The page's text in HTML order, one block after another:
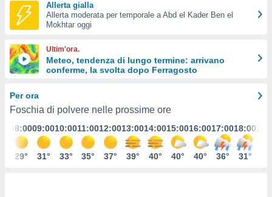
Web
le
ACCETTA
Allerta gialla
Allerta moderata per temporale a Abd el Kader Ben el
Mokhtar oggi
Ultim'ora.
Meteo, tendenza di lungo termine: arrivano
conferme, la svolta dopo Ferragosto
Per ora
Foschia di polvere nelle prossime ore
08:00
29°
09:00
31°
10:00
33°
11:00
35°
12:00
37°
13:00
39°
14:00
40°
15:00
40°
16:00
40°
17:00
36°
18:00
31°